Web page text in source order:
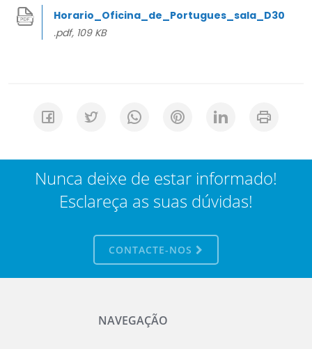
Horario_Oficina_de_Portugues_sala_D30
.pdf, 109 KB
Nunca deixe de estar informado!
Esclareça as suas dúvidas!
CONTACTE-NOS
NAVEGAÇÃO